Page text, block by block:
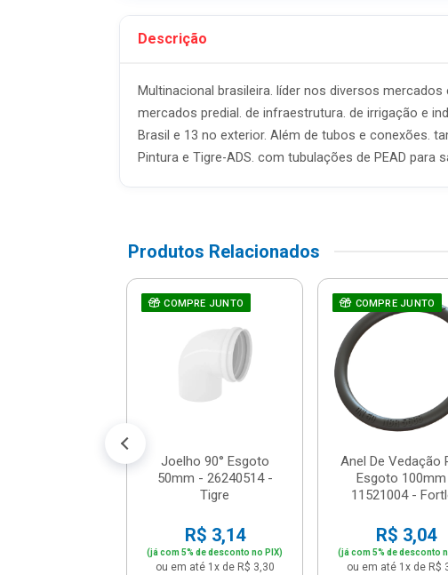
Descrição
Multinacional brasileira. líder nos diversos
mercados predial. de infraestrutura. de irrigação e
Brasil e 13 no exterior. Além de tubos e conexões.
Pintura e Tigre-ADS. com tubulações de PEAD para
Produtos Relacionados
COMPRE JUNTO
Joelho 90° Esgoto
50mm - 26240514 -
Tigre
R$ 3,14
(já com 5% de desconto no PIX)
ou em até 1x de R$ 3,30
COMPRE JUNTO
Anel De Vedação
Esgoto
11521004 -
R$ 3,04
(já com 5% de desconto
ou em até 1x de R$